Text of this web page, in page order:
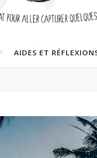
AIDES ET